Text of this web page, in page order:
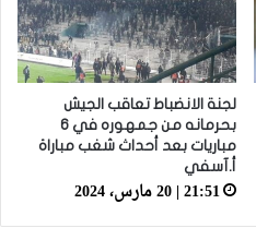
لجنة الانضباط تعاقب الجيش
بحرمانه من جمهوره في 6
مباريات بعد أحداث شغب مباراة
أ.آسفي
21:51 | 20 مارس، 2024